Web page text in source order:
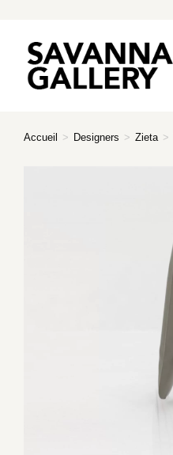
Accueil > Designers > Zieta >